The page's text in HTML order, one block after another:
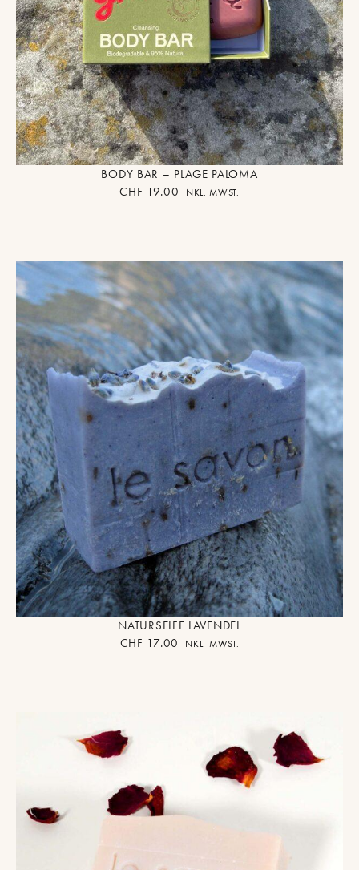
BODY BAR – PLAGE PALOMA
CHF 19.00 INKL. MWST.
NATURSEIFE LAVENDEL
CHF 17.00 INKL. MWST.